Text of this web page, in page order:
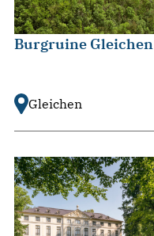
Burgruine Gleichen
Gleichen